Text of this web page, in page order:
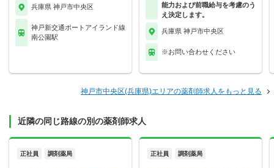
兵庫県 神戸市中央区
神戸新交通ポートアイランド線
南公園駅
能力および前職給与を考慮のう
え決定します。
兵庫県 神戸市中央区
※お問い合わせください
神戸市中央区(兵庫県)エリアの薬剤師求人をもっと見る
近隣の同じ路線の別の薬剤師求人
正社員 調剤薬局 正社員 調剤薬局